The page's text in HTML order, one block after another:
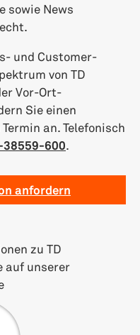
sowie News
und Customer-
von TD
Vor-Ort-
Sie einen
an. Telefonisch
38559-600.
anfordern
zu TD
auf unserer